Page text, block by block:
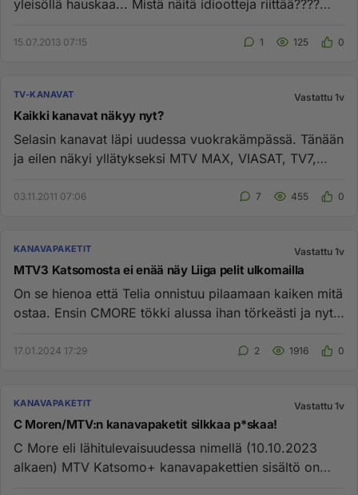
yleisöllä hauskaa... Mistä näitä idiootteja riittää????
15.07.2013 07:15 1 125 0
TV-KANAVAT Vastattu 1v
Kaikki kanavat näkyy nyt?
Selasin kanavat läpi uudessa vuokrakämpässä. Tänään
ja eilen näkyi yllätykseksi MTV MAX, VIASAT, TV7,
03.11.2011 07:06 7 455 0
KANAVAPAKETIT Vastattu 1v
MTV3 Katsomosta ei enää näy Liiga pelit ulkomailla
On se hienoa että Telia onnistuu pilaamaan kaiken mitä
ostaa. Ensin CMORE tökki alussa ihan törkeästi ja nyt
17.01.2024 17:29 2 1916 0
KANAVAPAKETIT Vastattu 1v
C Moren/MTV:n kanavapaketit silkkaa p*skaa!
C More eli lähitulevaisuudessa nimellä (10.10.2023
alkaen) MTV Katsomo+ kanavapakettien sisältö on